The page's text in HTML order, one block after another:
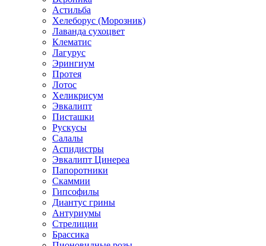
Астильба
Хелеборус (Морозник)
Лаванда сухоцвет
Клематис
Лагурус
Эрингиум
Протея
Лотос
Хеликрисум
Эвкалипт
Писташки
Рускусы
Салалы
Аспидистры
Эвкалипт Цинереа
Папоротники
Скаммии
Гипсофилы
Диантус грины
Антуриумы
Стрелиции
Брассика